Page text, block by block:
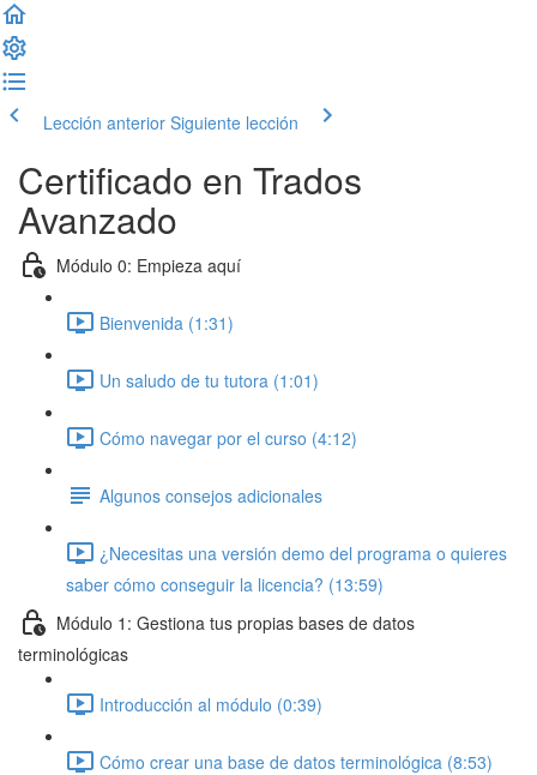
Lección anterior Siguiente lección
Certificado en Trados
Avanzado
Módulo 0: Empieza aquí
Bienvenida (1:31)
Un saludo de tu tutora (1:01)
Cómo navegar por el curso (4:12)
Algunos consejos adicionales
¿Necesitas una versión demo del programa o quieres
saber cómo conseguir la licencia? (13:59)
Módulo 1: Gestiona tus propias bases de datos
terminológicas
Introducción al módulo (0:39)
Cómo crear una base de datos terminológica (8:53)